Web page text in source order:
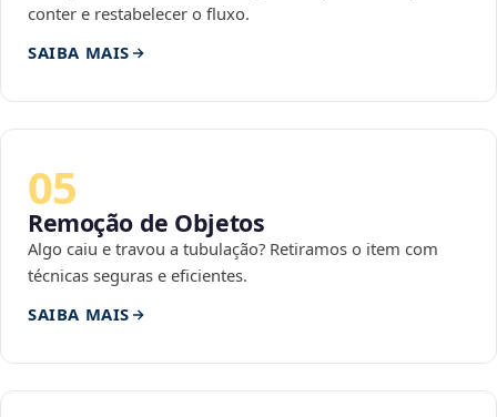
conter e restabelecer o fluxo.
SAIBA MAIS
05
Remoção de Objetos
Algo caiu e travou a tubulação? Retiramos o item com
técnicas seguras e eficientes.
SAIBA MAIS